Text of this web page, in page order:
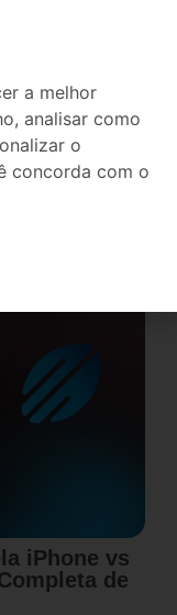
que
preparar
iPhone vs
de
a melhor
analisar como
o
concorda com o